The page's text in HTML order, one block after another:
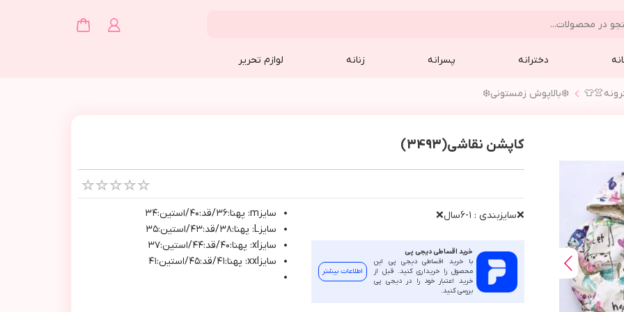
دخترانه پسرانه زنانه لوازم تحریر
❄️بالاپوش زمستوني❄️
کاپشن نقاشی(3493)
❌سايزبندي : ١-٦سال❌
خرید اقساطی دیجی پی
با خرید اقساطی دیجی پی این
محصول را خریداری کنید. قبل از
خرید اعتبار خود را در دیجی پی
بررسی کنید.
اطلاعات بیشتر
سايزm: پهنا:٣٦/قد:٤٠/استين:٣٤
سايزL: پهنا:٣٨/قد:٤٣/استين:٣٥
سايزxl: پهنا:٤٠/قد:٤٤/استين:٣٧
سايزxxl: پهنا:٤١/قد:٤٥/استين:٤١